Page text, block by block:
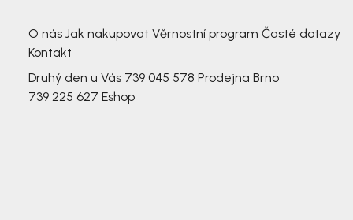
O nás Jak nakupovat Věrnostní program Časté dotazy
Kontakt
Druhý den u Vás 739 045 578 Prodejna Brno
739 225 627 Eshop